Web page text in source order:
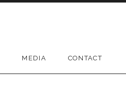
MEDIA CONTACT